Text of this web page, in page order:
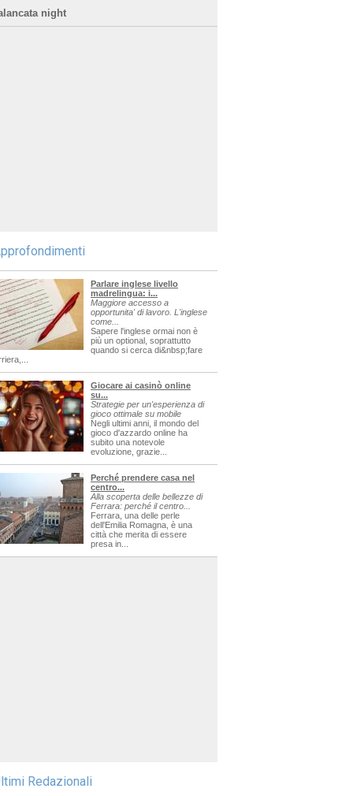
night
Parlare inglese livello
madrelingua: i...
Maggiore accesso a
opportunita' di lavoro. L'inglese
come...
Sapere l'inglese ormai non è
più un optional, soprattutto
quando si cerca di&nbsp;fare
Giocare ai casinò online
su...
Strategie per un'esperienza di
gioco ottimale su mobile
Negli ultimi anni, il mondo del
gioco d'azzardo online ha
subito una notevole
evoluzione, grazie...
Perché prendere casa nel
centro...
Alla scoperta delle bellezze di
Ferrara: perché il centro...
Ferrara, una delle perle
dell'Emilia Romagna, è una
città che merita di essere
presa in...
Redazionali